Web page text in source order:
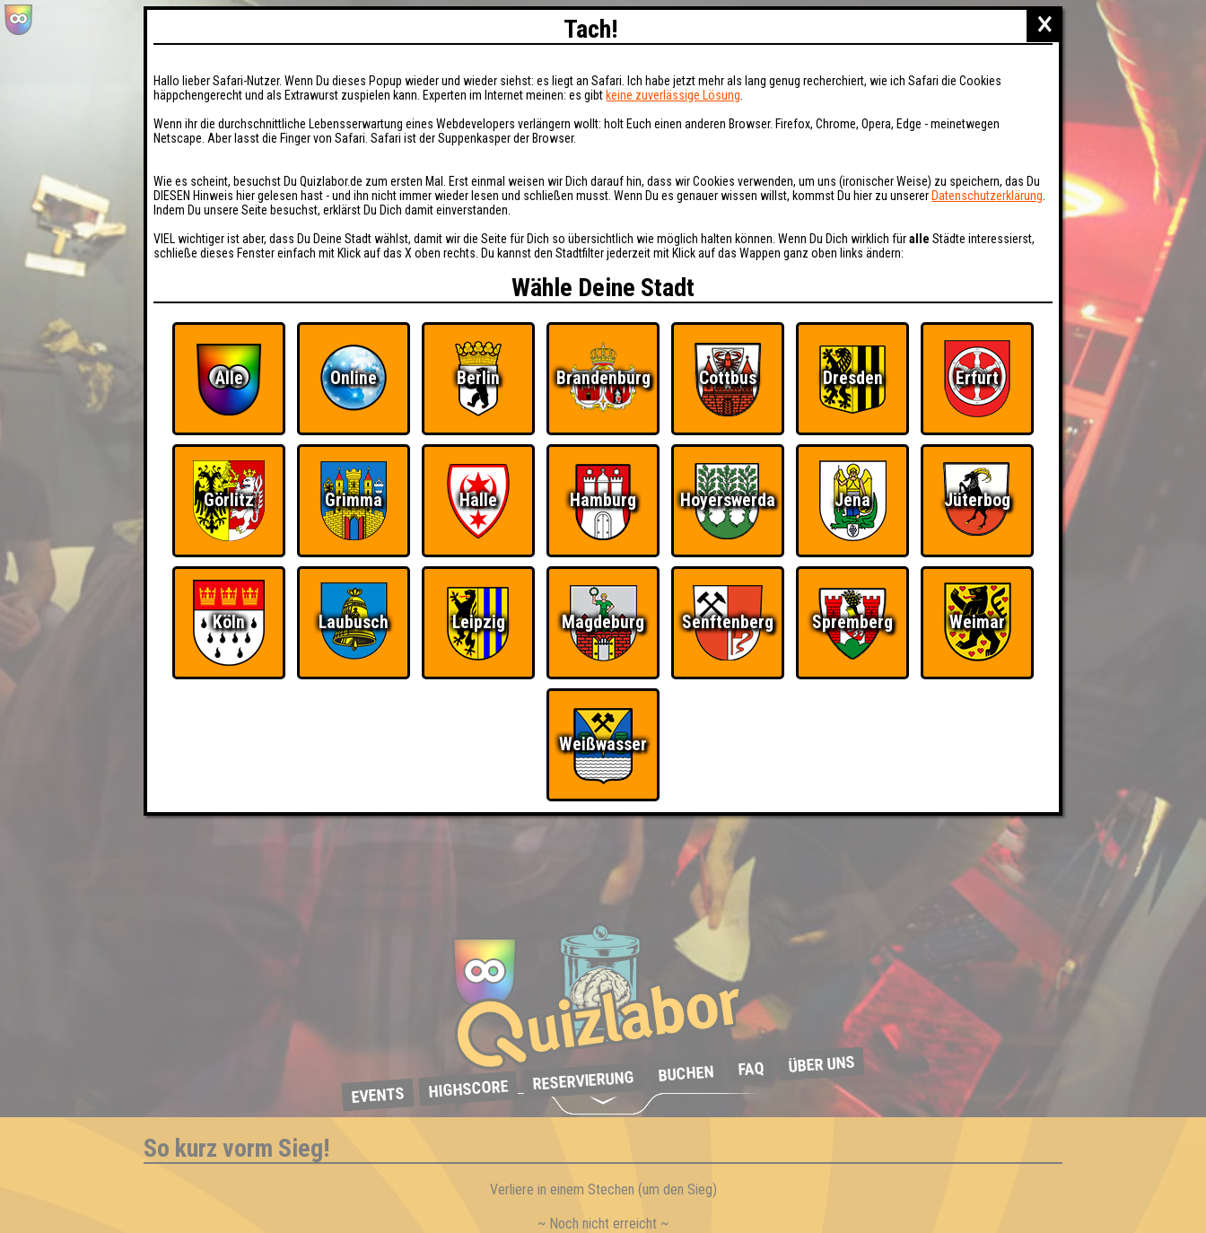
EVENTS HIGHSCORE RESERVIERUNG BUCHEN FAQ ÜBER UNS
So kurz vorm Sieg!
Verliere in einem Stechen (um den Sieg)
~ Noch nicht erreicht ~
×
Tach!
Hallo lieber Safari-Nutzer. Wenn Du dieses Popup wieder und wieder siehst: es liegt an Safari. Ich habe jetzt mehr als lang genug recherchiert, wie ich Safari die Cookies
häppchengerecht und als Extrawurst zuspielen kann. Experten im Internet meinen: es gibt keine zuverlässige Lösung
Wenn ihr die durchschnittliche Lebensserwartung eines Webdevelopers verlängern wollt: holt Euch einen anderen Browser. Firefox, Chrome, Opera, Edge - meinetwegen
Netscape. Aber lasst die Finger von Safari. Safari ist der Suppenkasper der Browser.
Wie es scheint, besuchst Du Quizlabor.de zum ersten Mal. Erst einmal weisen wir Dich darauf hin, dass wir Cookies verwenden, um uns (ironischer Weise) zu speichern, das Du
DIESEN Hinweis hier gelesen hast - und ihn nicht immer wieder lesen und schließen musst. Wenn Du es genauer wissen willst, kommst Du hier zu unserer Datenschutzerklärung
Indem Du unsere Seite besuchst, erklärst Du Dich damit einverstanden.
VIEL wichtiger ist aber, dass Du Deine Stadt wählst, damit wir die Seite für Dich so übersichtlich wie möglich halten können. Wenn Du Dich wirklich füralle Städte interessierst,
schließe dieses Fenster einfach mit Klick auf das X oben rechts. Du kannst den Stadtfilter jederzeit mit Klick auf das Wappen ganz oben links ändern:
Wähle Deine Stadt
Alle Online Berlin Brandenburg Cottbus Dresden Erfurt
Görlitz Grimma Halle Hamburg Hoyerswerda Jena Jüterbog
Köln Laubusch Leipzig Magdeburg Senftenberg Spremberg Weimar
Weißwasser